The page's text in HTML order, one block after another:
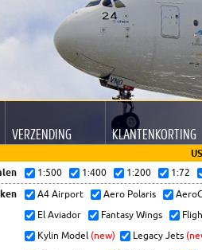
VERZENDING KLANTENKORTING
1:500 1:400 1:200 1:72
A4 Airport Aero Polaris
El Aviador
Fantasy Wings
Kylin Model (new) Legacy Jets